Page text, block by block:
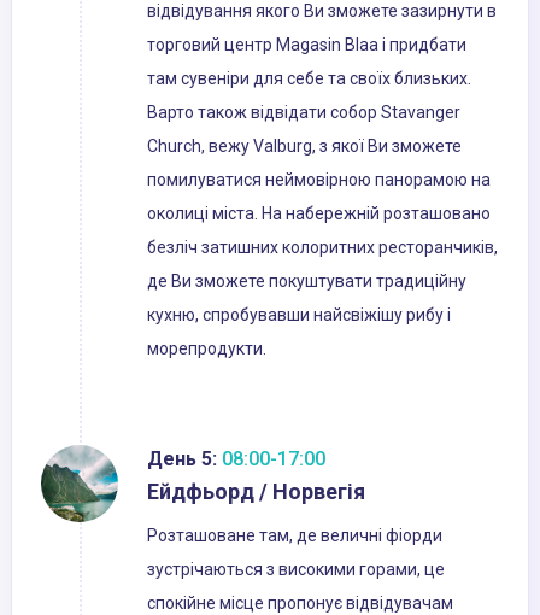
відвідування якого Ви зможете зазирнути в
торговий центр Magasin Blaa і придбати
там сувеніри для себе та своїх близьких.
Варто також відвідати собор Stavanger
Church, вежу Valburg, з якої Ви зможете
помилуватися неймовірною панорамою на
околиці міста. На набережній розташовано
безліч затишних колоритних ресторанчиків,
де Ви зможете покуштувати традиційну
кухню, спробувавши найсвіжішу рибу і
морепродукти.
День 5: 08:00-17:00
Ейдфьорд / Норвегія
Розташоване там, де величні фіорди
зустрічаються з високими горами, це
спокійне місце пропонує відвідувачам